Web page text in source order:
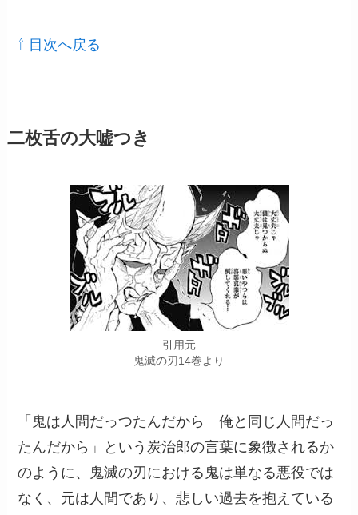
⇧ 目次へ戻る
二枚舌の大嘘つき
引用元
鬼滅の刃14巻より
「鬼は人間だっつたんだから 俺と同じ人間だっ
たんだから」という炭治郎の言葉に象徴されるか
のように、鬼滅の刃における鬼は単なる悪役では
なく、元は人間であり、悲しい過去を抱えている